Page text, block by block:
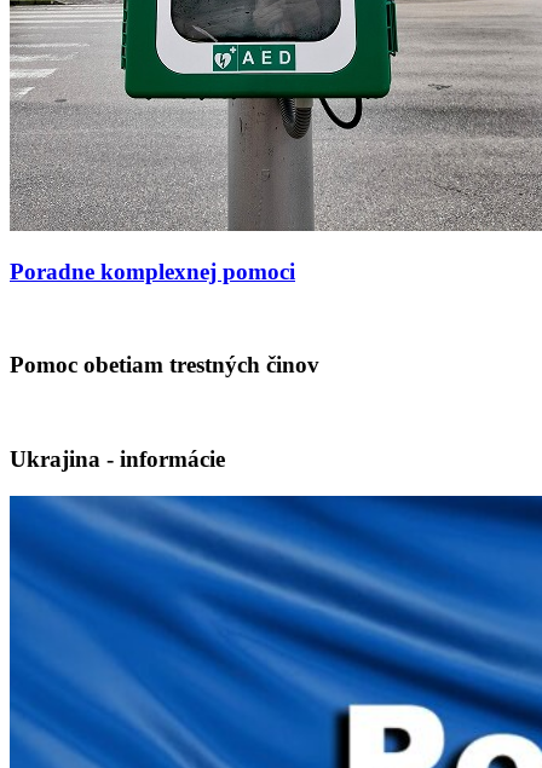
Poradne komplexnej pomoci
Pomoc obetiam trestných činov
Ukrajina - informácie